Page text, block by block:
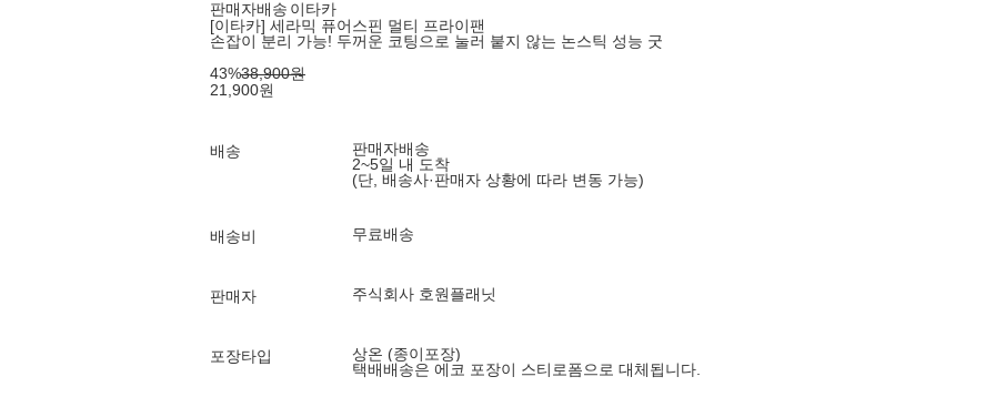
판매자배송 이타카
[이타카] 세라믹 퓨어스핀 멀티 프라이팬
손잡이 분리 가능! 두꺼운 코팅으로 눌러 붙지 않는 논스틱 성능 굿
43%38,900원
21,900원
배송
판매자배송
2~5일 내 도착
(단, 배송사·판매자 상황에 따라 변동 가능)
배송비 무료배송
판매자 주식회사 호원플래닛
포장타입
상온 (종이포장)
택배배송은 에코 포장이 스티로폼으로 대체됩니다.